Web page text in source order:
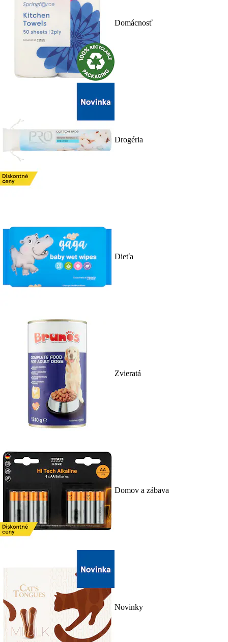
Domácnosť
Drogéria
Dieťa
Zvieratá
Domov a zábava
Novinky